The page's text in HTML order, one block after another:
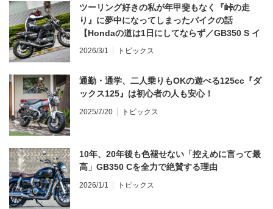
ツーリング好きの私が年甲斐もなく『峠の走
り』に夢中になってしまったバイクの話
【Hondaの道は1日にしてならず／GB350 S イ
ンプレ・レビュー 前編】
2026/3/1 トピックス
通勤・通学、二人乗りもOKの遊べる125cc『ダ
ックス125』は初心者の人も安心！
2025/7/20 トピックス
10年、20年後も色褪せない「控えめに言って最
高」GB350 Cを全力で絶賛する理由
2026/1/1 トピックス